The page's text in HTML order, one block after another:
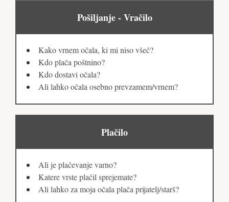
Pošiljanje - Vračilo
Kako vrnem očala, ki mi niso všeč?
Kdo plača poštnino?
Kdo dostavi očala?
Ali lahko očala osebno prevzamem/vrnem?
Plačilo
Ali je plačevanje varno?
Katere vrste plačil sprejemate?
Ali lahko za moja očala plača prijatelj/starš?